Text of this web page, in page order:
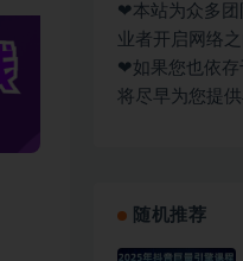
❤本站为众多团
业者开启网络
❤如果您也依存
将尽早为您提
随机推荐